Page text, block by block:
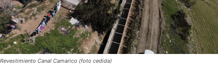
Revestimiento Canal Camarico (foto cedida)